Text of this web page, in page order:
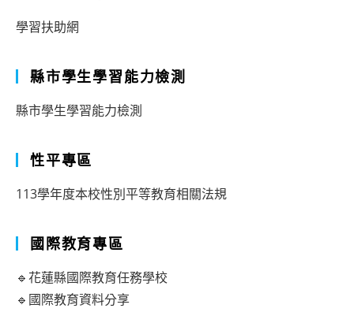
學習扶助網
縣市學生學習能力檢測
縣市學生學習能力檢測
性平專區
113學年度本校性別平等教育相關法規
國際教育專區
🔹花蓮縣國際教育任務學校
🔹國際教育資料分享